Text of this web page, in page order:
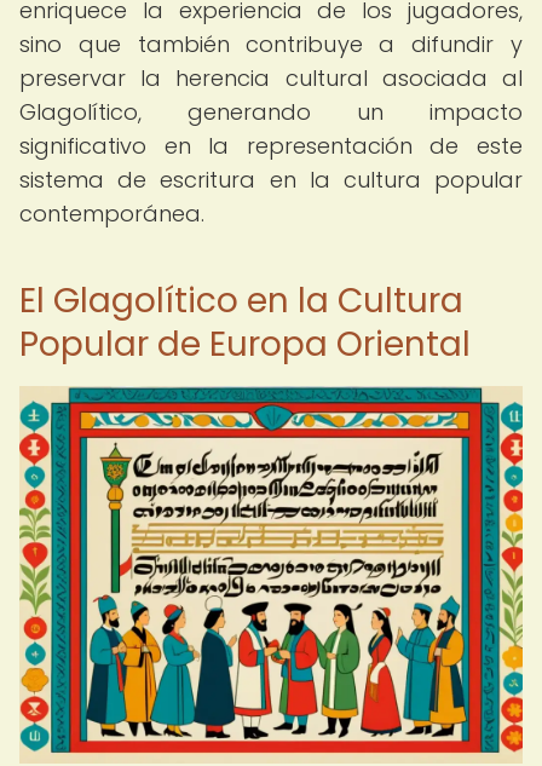
enriquece la experiencia de los jugadores,
sino que también contribuye a difundir y
preservar la herencia cultural asociada al
Glagolítico, generando un impacto
significativo en la representación de este
sistema de escritura en la cultura popular
contemporánea.
El Glagolítico en la Cultura
Popular de Europa Oriental